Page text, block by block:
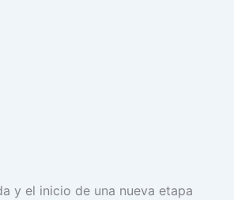
y el inicio de una nueva etapa